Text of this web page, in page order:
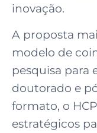
inovação.
A proposta
modelo de
pesquisa para
doutorado e
formato, o
estratégicos